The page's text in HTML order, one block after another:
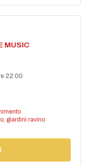
MUSIC
22:00
, giardini ravino